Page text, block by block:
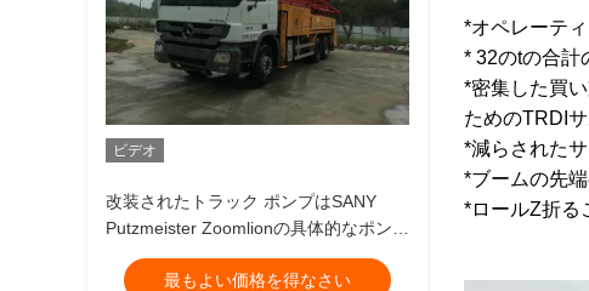
ビデオ
改装されたトラック ポンプはSANY
Putzmeister Zoomlionの具体的なポンプ
M49-5メートルを使用した
最もよい価格を得なさい
*オペレーテ
* 32のtの合
*密集した買
ためのTRDI
*減らされた
*ブームの先
*ロールZ折る